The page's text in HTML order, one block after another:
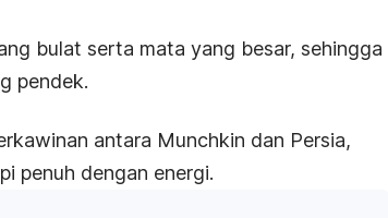
bulat serta mata yang besar, sehingga
pendek.
antara Munchkin dan Persia,
penuh dengan energi.